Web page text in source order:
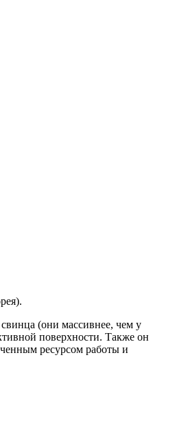
(они массивнее, чем у
поверхности. Также он
ресурсом работы и